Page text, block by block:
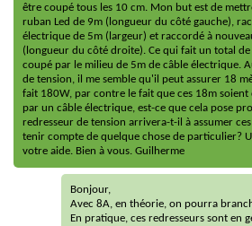
être coupé tous les 10 cm. Mon but est de
ruban Led de 9m (longueur du côté gauche),
électrique de 5m (largeur) et raccordé à
(longueur du côté droite). Ce qui fait un total
coupé par le milieu de 5m de câble électrique.
de tension, il me semble qu'il peut assurer 18
fait 180W, par contre le fait que ces 18m soient
par un câble électrique, est-ce que cela pose
redresseur de tension arrivera-t-il à assumer
tenir compte de quelque chose de particulier?
votre aide. Bien à vous. Guilherme
Bonjour,
Avec 8A, en théorie, on pourra
En pratique, ces redresseurs sont en